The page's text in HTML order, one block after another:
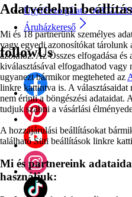
Adatvédelmi
Mi és 18 partnerünk személyes
vagy egyedi azonosítókat tárolunk
azokhoz. Az Összes elfogadása és
kiválasztásával elfogadhatod vagy
ugyanezt bármikor megteheted az
linkre kattintva is. A
nem érinti a böngészési adataidat.
tudjuk szabni a vásárlási
A hozzájárulási beállításokat
található Süti beállítások linkre
Mi és partnereink
használjuk:
Ügyfélszolgálat -
Áruházkereső
followUs